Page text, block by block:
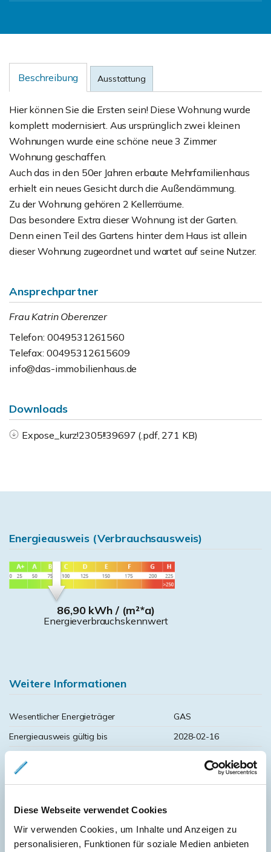
Diese Webseite verwendet Cookies
Wir verwenden Cookies, um Inhalte und Anzeigen zu
personalisieren, Funktionen für soziale Medien anbieten
Beschreibung Ausstattung
Hier können Sie die Ersten sein! Diese Wohnung wurde
komplett modernisiert. Aus ursprünglich zwei kleinen
Wohnungen wurde eine schöne neue 3 Zimmer
Wohnung geschaffen.
Auch das in den 50er Jahren erbaute Mehrfamilienhaus
erhielt ein neues Gesicht durch die Außendämmung.
Zu der Wohnung gehören 2 Kellerräume.
Das besondere Extra dieser Wohnung ist der Garten.
Denn einen Teil des Gartens hinter dem Haus ist allein
dieser Wohnung zugeordnet und wartet auf seine Nutzer.
Ansprechpartner
Frau Katrin Oberenzer
Telefon: 0049531261560
Telefax: 00495312615609
info@das-immobilienhaus.de
Downloads
Expose_kurz!2305!!39697 (.pdf, 271 KB)
Energieausweis (Verbrauchsausweis)
86,90 kWh / (m²*a)
Energieverbrauchskennwert
Weitere Informationen
Wesentlicher Energieträger
GAS
Energieausweis gültig bis
2028-02-16
Energieverbrauch für Warmwasser
Energieausweis Baujahr
Heizung
Etagenheizung